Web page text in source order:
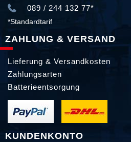
089 / 244 132 77*
*Standardtarif
ZAHLUNG & VERSAND
Lieferung & Versandkosten
Zahlungsarten
Batterieentsorgung
KUNDENKONTO